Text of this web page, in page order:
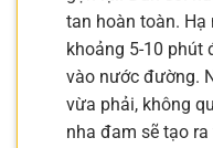
tan hoàn toàn.
khoảng 5-10 phút
vào nước đường.
vừa phải, không
nha đam sẽ tạo